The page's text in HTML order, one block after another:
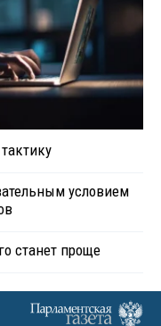
условием
станет проще